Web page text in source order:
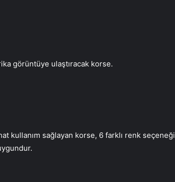
görüntüye ulaştıracak korse.
kullanım sağlayan korse, 6 farklı renk seçeneği